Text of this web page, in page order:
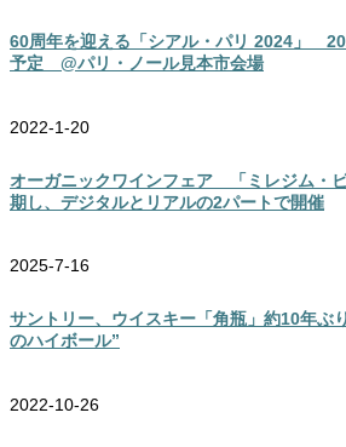
60周年を迎える「シアル・パリ 2024」
予定 @パリ・ノール見本市会場
2022-1-20
オーガニックワインフェア 「ミレジム・
期し、デジタルとリアルの2パートで開催
2025-7-16
サントリー、ウイスキー「角瓶」約10年
のハイボール”
2022-10-26